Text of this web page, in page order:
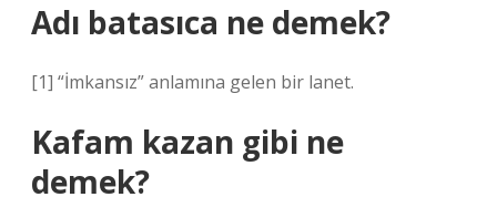
Adı batasıca ne demek?
[1] “İmkansız” anlamına gelen bir lanet.
Kafam kazan gibi ne
demek?